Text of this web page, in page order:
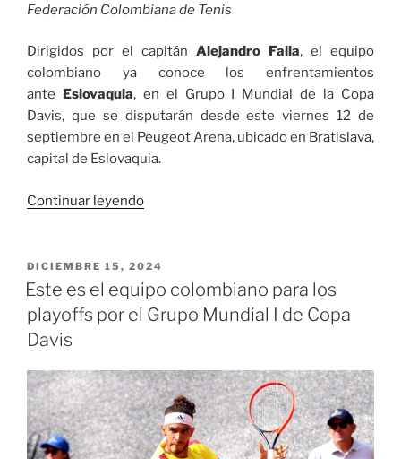
Federación Colombiana de Tenis
Dirigidos por el capitán Alejandro Falla, el equipo
colombiano ya conoce los enfrentamientos
ante Eslovaquia, en el Grupo I Mundial de la Copa
Davis, que se disputarán desde este viernes 12 de
septiembre en el Peugeot Arena, ubicado en Bratislava,
capital de Eslovaquia.
Continuar leyendo«Estos
partidos
ante
Eslovaquia
Davis
de
Tenis»
PUBLICADO
EL
DICIEMBRE 15, 2024
Este es el equipo colombiano para los
playoffs por el Grupo Mundial I de Copa
Davis